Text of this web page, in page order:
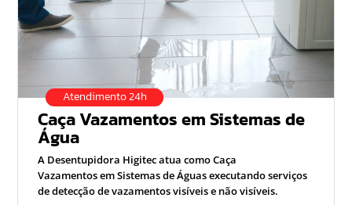
Atendimento 24h
Caça Vazamentos em Sistemas de
Água
A Desentupidora Higitec atua como Caça
Vazamentos em Sistemas de Águas executando serviços
de detecção de vazamentos visíveis e não visíveis.